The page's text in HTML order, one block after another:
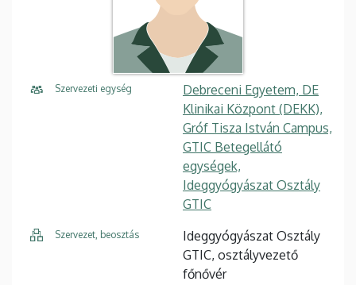
Szervezeti egység
Debreceni Egyetem, DE
Klinikai Központ (DEKK),
Gróf Tisza István Campus,
GTIC Betegellátó
egységek,
Ideggyógyászat Osztály
GTIC
Szervezet, beosztás
Ideggyógyászat Osztály
GTIC, osztályvezető
főnővér